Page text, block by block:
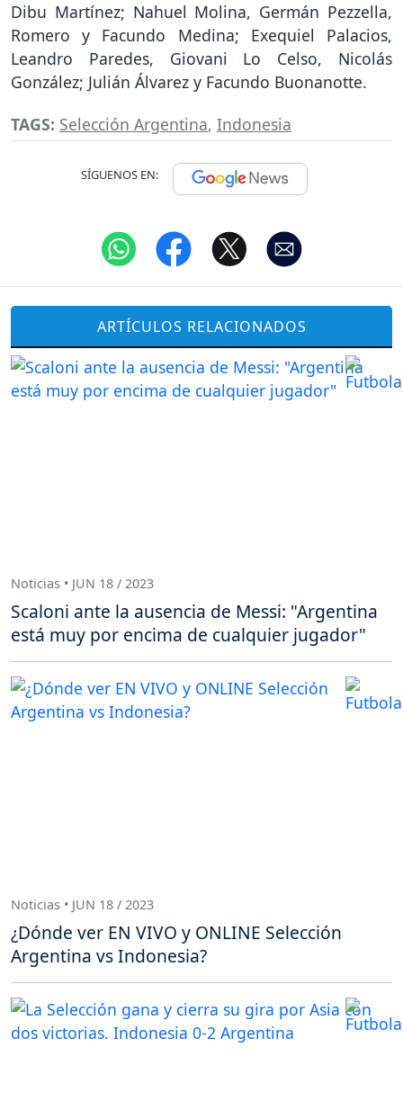
Dibu Martínez; Nahuel Molina, Germán Pezzella,
Romero y Facundo Medina; Exequiel Palacios,
Leandro Paredes, Giovani Lo Celso, Nicolás
González; Julián Álvarez y Facundo Buonanotte.
TAGS: Selección Argentina, Indonesia
SÍGUENOS EN:
ARTÍCULOS RELACIONADOS
Noticias • JUN 18 / 2023
Scaloni ante la ausencia de Messi: "Argentina
está muy por encima de cualquier jugador"
Noticias • JUN 18 / 2023
¿Dónde ver EN VIVO y ONLINE Selección
Argentina vs Indonesia?